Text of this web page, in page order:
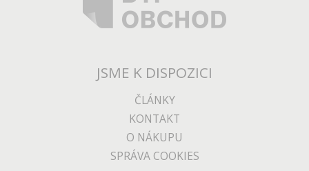
JSME K DISPOZICI
ČLÁNKY
KONTAKT
O NÁKUPU
SPRÁVA COOKIES